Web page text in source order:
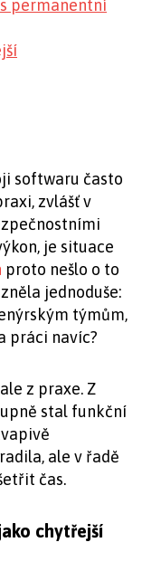
permanentní
softwaru často
zvlášť v
je situace
proto nešlo o to
jednoduše:
týmům,
práci navíc?
z praxe. Z
stal funkční
ale v řadě
čas.
chytřejší